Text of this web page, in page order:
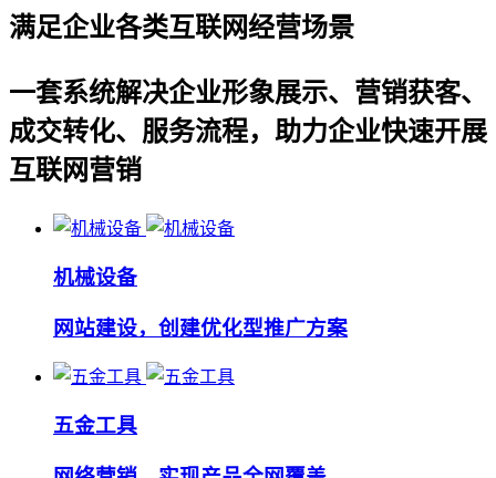
满足企业各类互联网经营场景
一套系统解决企业形象展示、营销获客、
成交转化、服务流程，助力企业快速开展
互联网营销
机械设备
网站建设，创建优化型推广方案
五金工具